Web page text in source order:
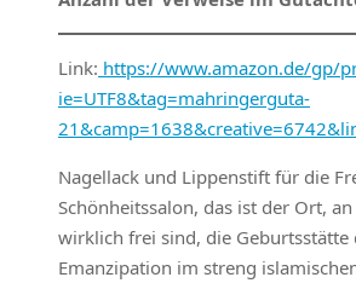
Link: https://www.amazon.de/gp/
ie=UTF8&tag=mahringerguta-
Nagellack und Lippenstift für die
Schönheitssalon, das ist der Ort,
wirklich frei sind, die Geburtsstätte
Emanzipation im streng